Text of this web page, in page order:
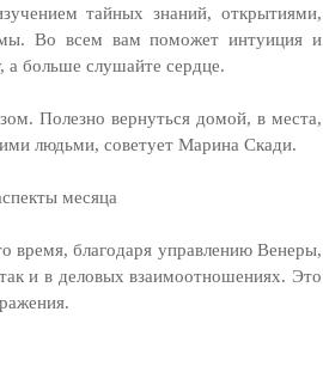
тайных знаний, открытиями,
Во всем вам поможет интуиция и
а больше слушайте сердце.
Полезно вернуться домой, в места,
людьми, советует Марина Скади.
месяца
время, благодаря управлению Венеры,
и в деловых взаимоотношениях. Это